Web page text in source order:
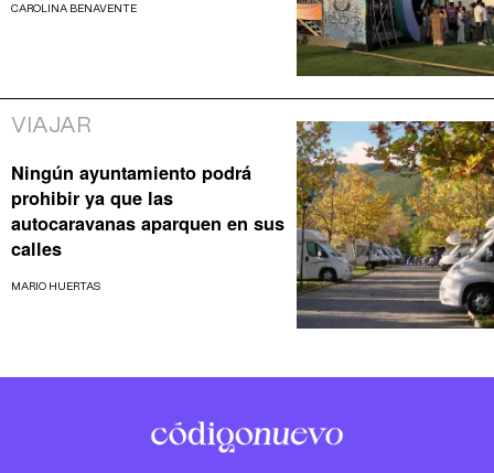
CAROLINA BENAVENTE
VIAJAR
Ningún ayuntamiento podrá
prohibir ya que las
autocaravanas aparquen en sus
calles
MARIO HUERTAS